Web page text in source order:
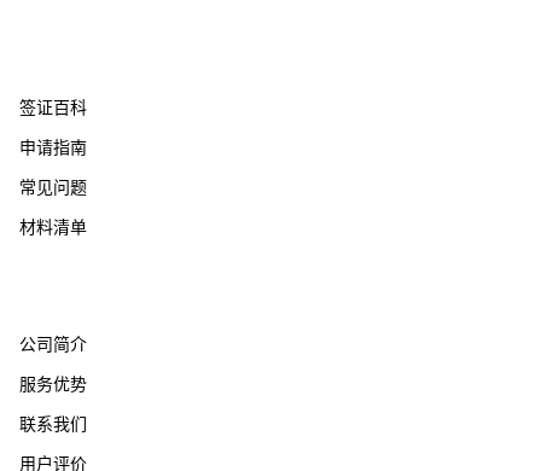
签证百科
申请指南
常见问题
材料清单
公司简介
服务优势
联系我们
用户评价